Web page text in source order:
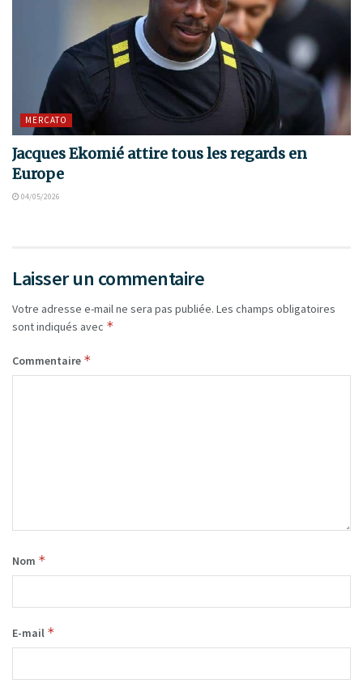
MERCATO
Jacques Ekomié attire tous les regards en
Europe
04/05/2026
Laisser un commentaire
Votre adresse e-mail ne sera pas publiée. Les champs obligatoires
sont indiqués avec *
Commentaire *
Nom *
E-mail *